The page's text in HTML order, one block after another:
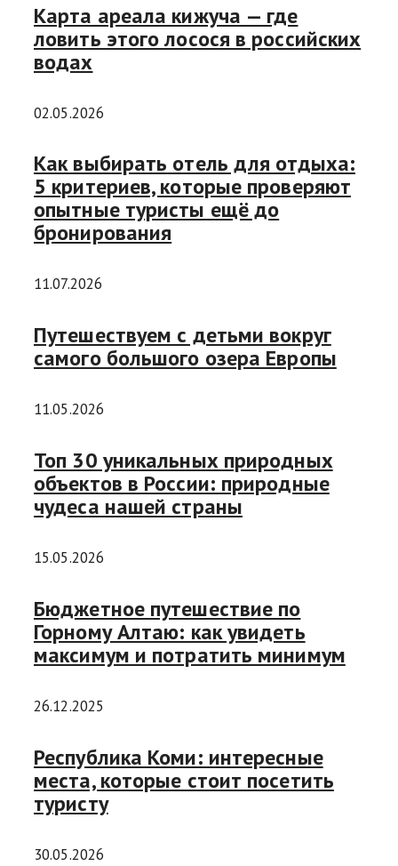
Карта ареала кижуча — где
ловить этого лосося в российских
водах
02.05.2026
Как выбирать отель для отдыха:
5 критериев, которые проверяют
опытные туристы ещё до
бронирования
11.07.2026
Путешествуем с детьми вокруг
самого большого озера Европы
11.05.2026
Топ 30 уникальных природных
объектов в России: природные
чудеса нашей страны
15.05.2026
Бюджетное путешествие по
Горному Алтаю: как увидеть
максимум и потратить минимум
26.12.2025
Республика Коми: интересные
места, которые стоит посетить
туристу
30.05.2026